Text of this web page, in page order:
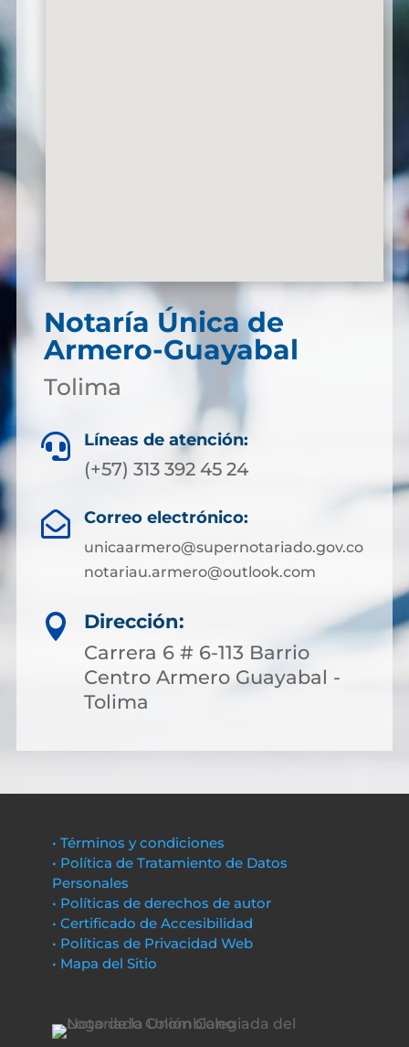
Notaría Única de
Armero-Guayabal
Tolima
 Líneas de atención:
(+57) 313 392 45 24
 Correo electrónico:
unicaarmero@supernotariado.gov.co
notariau.armero@outlook.com

Dirección:
Carrera 6 # 6-113 Barrio
Centro Armero Guayabal -
Tolima
• Términos y condiciones
• Política de Tratamiento de Datos
Personales
• Políticas de derechos de autor
• Certificado de Accesibilidad
• Políticas de Privacidad Web
• Mapa del Sitio